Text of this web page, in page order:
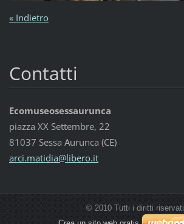
« Indietro
Contatti
Ecomuseosessaurunca
piazza XX Settembre, 22
81037 Sessa Aurunca (CE)
arci.matidia@libero.it
© 2010 Tutti i diritti riservati.